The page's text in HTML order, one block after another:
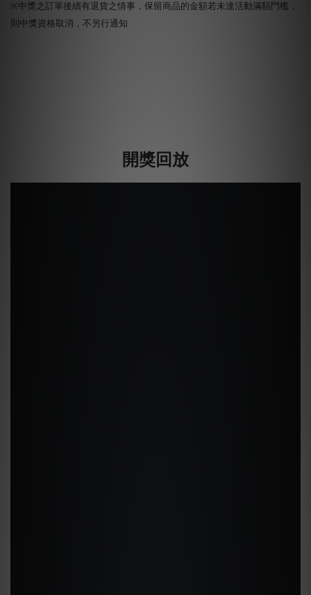
※中獎之訂單後續有退貨之情事，保留商品的金額若未達活動滿額門檻，
則中獎資格取消，不另行通知
開獎回放